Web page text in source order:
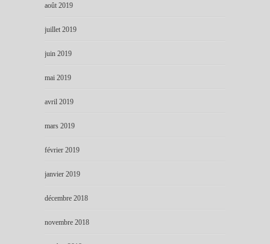
août 2019
juillet 2019
juin 2019
mai 2019
avril 2019
mars 2019
février 2019
janvier 2019
décembre 2018
novembre 2018